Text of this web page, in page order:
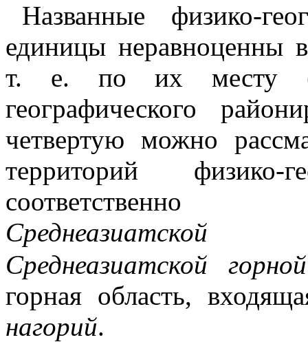
Названные физико-
единицы неравноценны
т. е. по их месту
географического
четвертую можно
территорий
Среднеазиатской
Среднеазиатской
горная область,
нагорий.